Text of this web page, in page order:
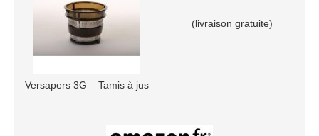
Versapers 3G – Tamis à jus
(livraison gratuite)